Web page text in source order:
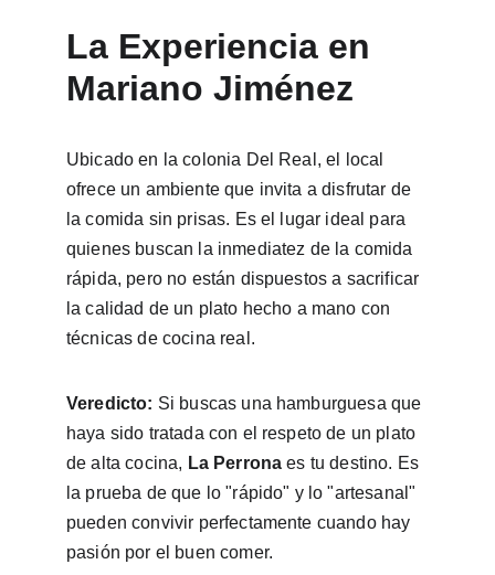
La Experiencia en
Mariano Jiménez
Ubicado en la colonia Del Real, el local
ofrece un ambiente que invita a disfrutar de
la comida sin prisas. Es el lugar ideal para
quienes buscan la inmediatez de la comida
rápida, pero no están dispuestos a sacrificar
la calidad de un plato hecho a mano con
técnicas de cocina real.
Veredicto: Si buscas una hamburguesa que
haya sido tratada con el respeto de un plato
de alta cocina, La Perrona es tu destino. Es
la prueba de que lo "rápido" y lo "artesanal"
pueden convivir perfectamente cuando hay
pasión por el buen comer.